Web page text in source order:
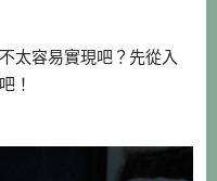
太容易實現吧？先從入
！